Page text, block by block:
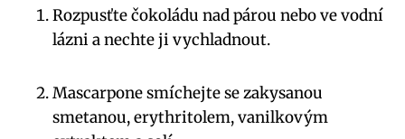
Rozpusťte čokoládu nad párou nebo ‍ve ⁣vodní
lázni a nechte​ ji‍ vychladnout.
Mascarpone smíchejte se zakysanou
smetanou, erythritolem, ⁤vanilkovým